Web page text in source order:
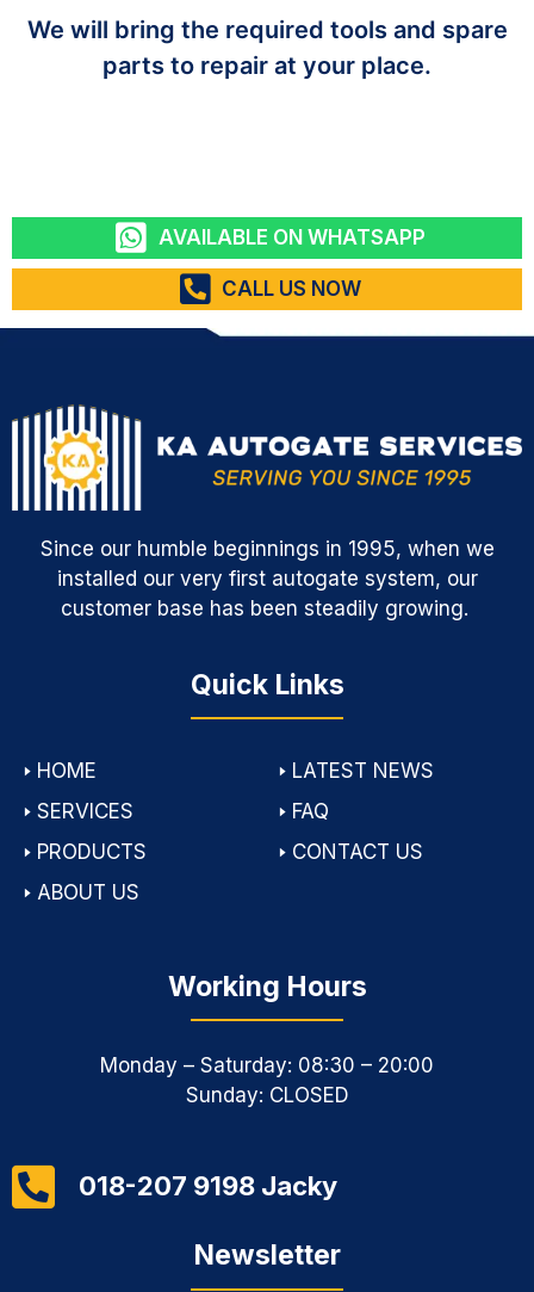
We will bring the required tools and spare
parts to repair at your place.
AVAILABLE ON WHATSAPP
CALL US NOW
Since our humble beginnings in 1995, when we
installed our very first autogate system, our
customer base has been steadily growing.
Quick Links
🢒 HOME
🢒 SERVICES
🢒 PRODUCTS
🢒 ABOUT US
🢒 LATEST NEWS
🢒 FAQ
🢒 CONTACT US
Working Hours
Monday – Saturday: 08:30 – 20:00
Sunday: CLOSED
018-207 9198 Jacky
Newsletter